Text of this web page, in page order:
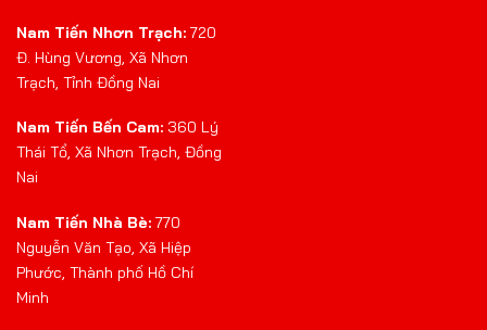
Nam Tiến Nhơn Trạch: 720
Đ. Hùng Vương, Xã Nhơn
Trạch, Tỉnh Đồng Nai
Nam Tiến Bến Cam: 360 Lý
Thái Tổ, Xã Nhơn Trạch, Đồng
Nai
Nam Tiến Nhà Bè: 770
Nguyễn Văn Tạo, Xã Hiệp
Phước, Thành phố Hồ Chí
Minh